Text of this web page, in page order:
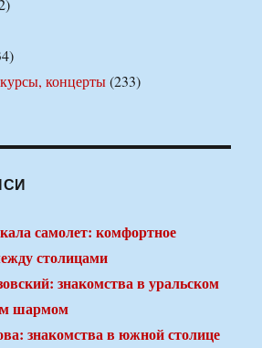
концерты(233)
самолет: комфортное
столицами
знакомства в уральском
шармом
знакомства в южной столице